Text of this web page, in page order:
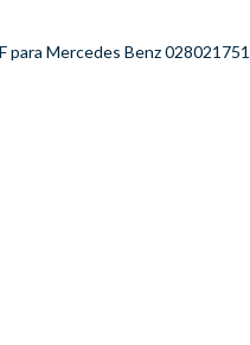
para Mercedes Benz